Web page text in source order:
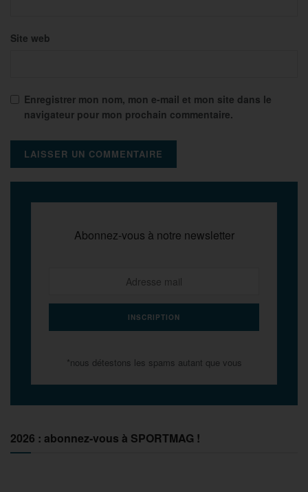
Site web
Enregistrer mon nom, mon e-mail et mon site dans le
navigateur pour mon prochain commentaire.
Abonnez-vous à notre newsletter
*nous détestons les spams autant que vous
2026 : abonnez-vous à SPORTMAG !